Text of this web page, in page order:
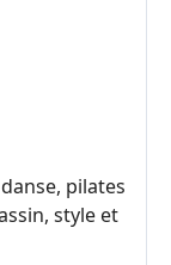
pilates
style et